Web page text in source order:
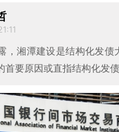
，湘潭建设是结构化发债
首要原因或直指结构化发债